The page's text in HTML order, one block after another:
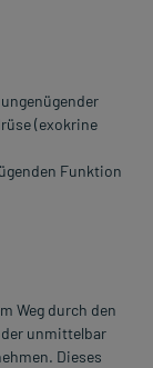
(exokrine
Funktion
Weg durch den
unmittelbar
Dieses